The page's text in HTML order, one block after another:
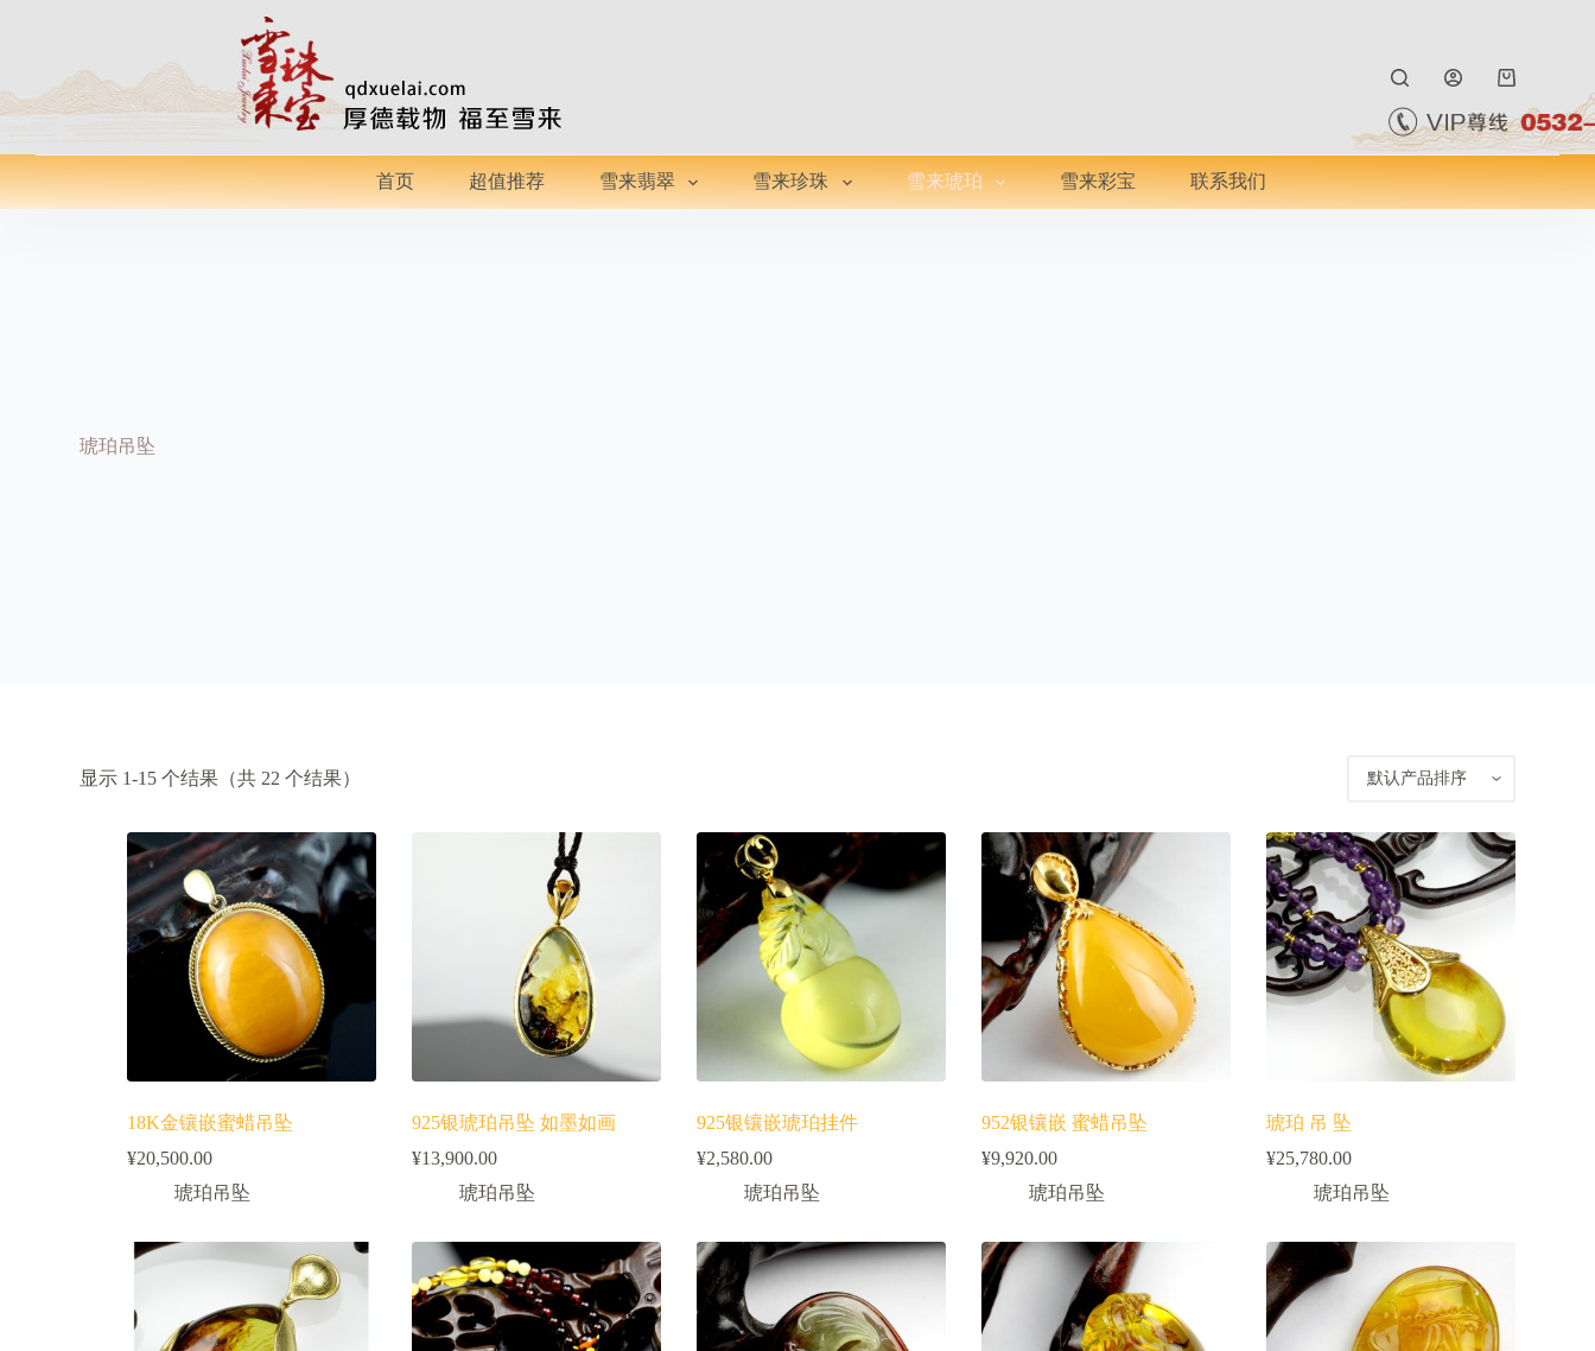
容
购
物
车
首页 超值推荐 雪来翡翠 雪来珍珠 雪来琥珀 雪来彩宝 联系我们
琥珀吊坠
显示 1-15 个结果（共 22 个结果）
18K金镶嵌蜜蜡吊坠
¥20,500.00
琥珀吊坠
925银琥珀吊坠 如墨如画
¥13,900.00
琥珀吊坠
925银镶嵌琥珀挂件
¥2,580.00
琥珀吊坠
952银镶嵌 蜜蜡吊坠
¥9,920.00
琥珀吊坠
琥珀 吊 坠
¥25,780.00
琥珀吊坠